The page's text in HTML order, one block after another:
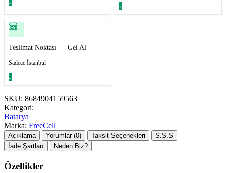
Teslimat Noktası — Gel Al
Sadece İstanbul
SKU: 8684904159563
Kategori:
Batarya
Marka: FreeCell
Açıklama Yorumlar (0) Taksit Seçenekleri
S.S.S
İade Şartları
Neden Biz?
Özellikler